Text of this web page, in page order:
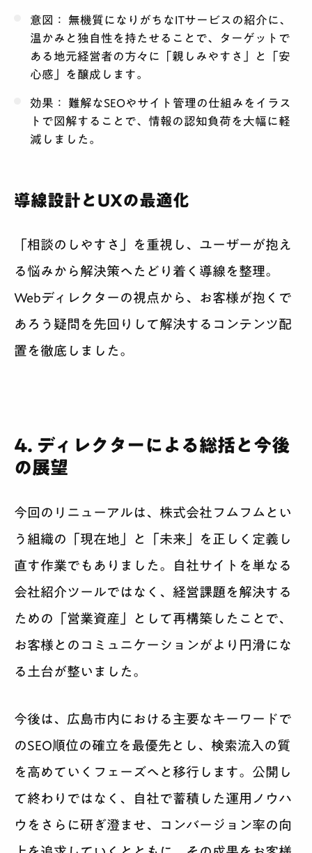
意図：
無機質になりがちなITサービスの紹介に、
温かみと独自性を持たせることで、ターゲットで
ある地元経営者の方々に「親しみやすさ」と「安
心感」を醸成します。
効果：
難解なSEOやサイト管理の仕組みをイラス
トで図解することで、情報の認知負荷を大幅に軽
減しました。
導線設計とUXの最適化
「相談のしやすさ」を重視し、ユーザーが抱え
る悩みから解決策へたどり着く導線を整理。
Webディレクターの視点から、お客様が抱くで
あろう疑問を先回りして解決するコンテンツ配
置を徹底しました。
4. ディレクターによる総括と今後
の展望
今回のリニューアルは、株式会社フムフムとい
う組織の「現在地」と「未来」を正しく定義し
直す作業でもありました。自社サイトを単なる
会社紹介ツールではなく、経営課題を解決する
ための「営業資産」として再構築したことで、
お客様とのコミュニケーションがより円滑にな
る土台が整いました。
今後は、広島市内における主要なキーワードで
のSEO順位の確立を最優先とし、検索流入の質
を高めていくフェーズへと移行します。公開し
て終わりではなく、自社で蓄積した運用ノウハ
ウをさらに研ぎ澄ませ、コンバージョン率の向